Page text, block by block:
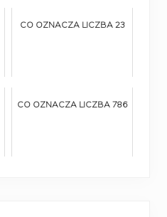
CO OZNACZA LICZBA 23
CO OZNACZA LICZBA 786